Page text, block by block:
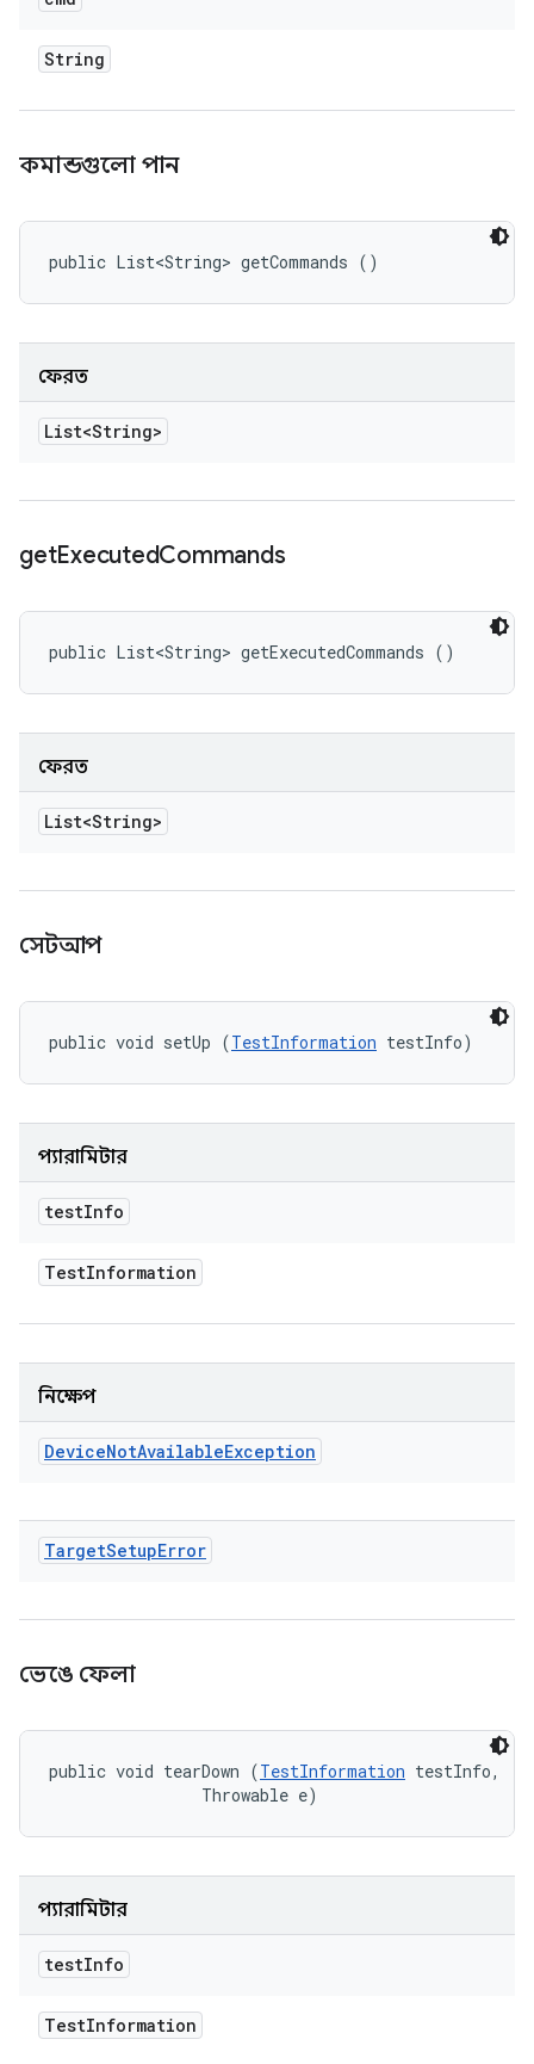
String
কমান্ডগুলো পান
public List<String> getCommands ()
ফেরত
List<String>
getExecutedCommands
public List<String> getExecutedCommands ()
ফেরত
List<String>
সেটআপ
public void setUp (TestInformation testInfo)
প্যারামিটার
testInfo
TestInformation
নিক্ষেপ
DeviceNotAvailableException
TargetSetupError
ভেঙে ফেলা
public void tearDown (TestInformation testInfo,
                Throwable e)
প্যারামিটার
testInfo
TestInformation